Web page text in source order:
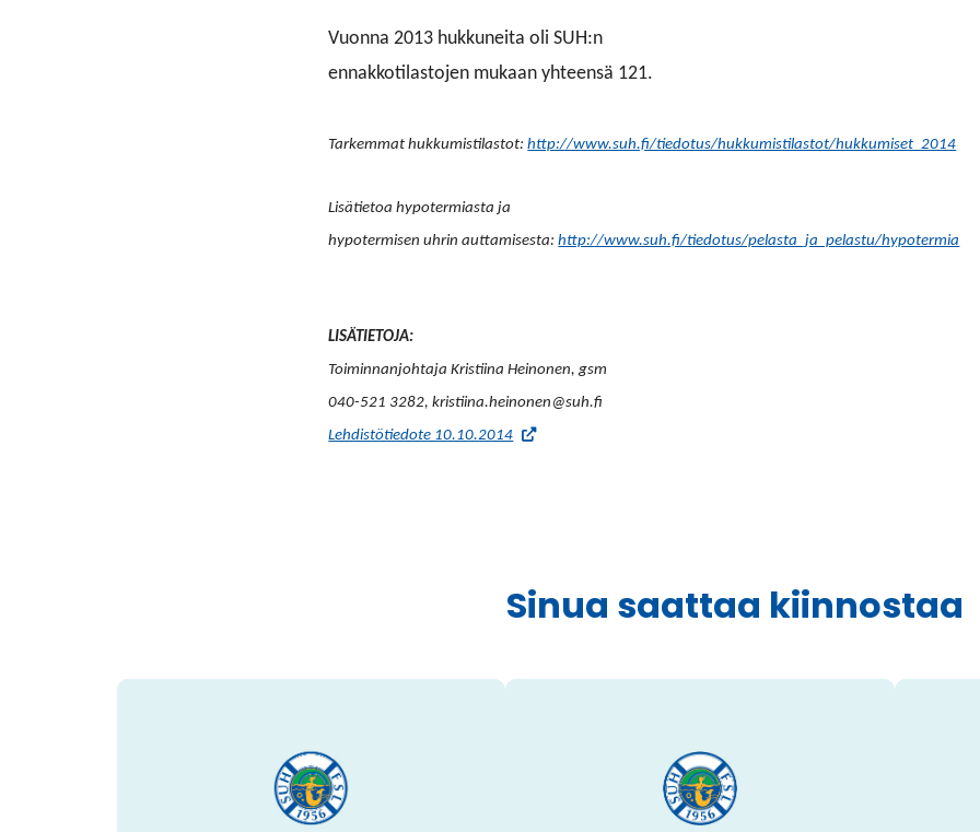
Vuonna 2013 hukkuneita oli SUH:n
ennakkotilastojen mukaan yhteensä 121.
Tarkemmat hukkumistilastot:http://www.suh.fi/tiedotus/hukkumistilastot/hukkumiset_2014
Lisätietoa hypotermiasta ja
hypotermisen uhrin auttamisesta:http://www.suh.fi/tiedotus/pelasta_ja_pelastu/hypotermia
LISÄTIETOJA:
Toiminnanjohtaja Kristiina Heinonen, gsm
040-521 3282, kristiina.heinonen@suh.fi
Lehdistötiedote 10.10.2014 (Vieraile
välilehteen.)
Sinua saattaa kiinnostaa